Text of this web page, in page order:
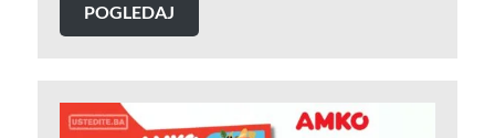
POGLEDAJ